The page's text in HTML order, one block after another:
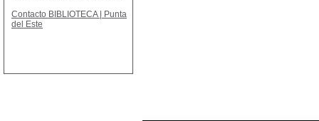
Contacto BIBLIOTECA | Punta
del Este